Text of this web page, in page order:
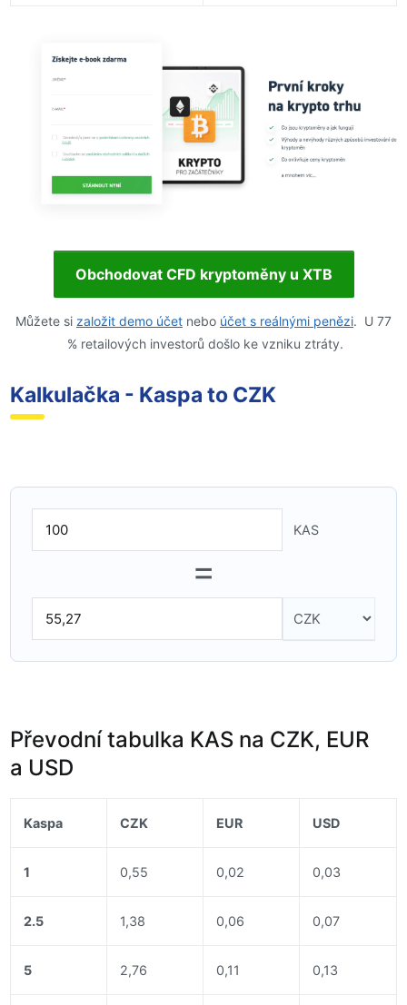
Obchodovat CFD kryptoměny u XTB
Můžete si založit demo účet nebo účet s reálnými penězi. U 77
% retailových investorů došlo ke vzniku ztráty.
Kalkulačka - Kaspa to CZK
KAS
=
Převodní tabulka KAS na CZK, EUR
a USD
Kaspa CZK EUR USD
1 0,55 0,02 0,03
2.5 1,38 0,06 0,07
5 2,76 0,11 0,13